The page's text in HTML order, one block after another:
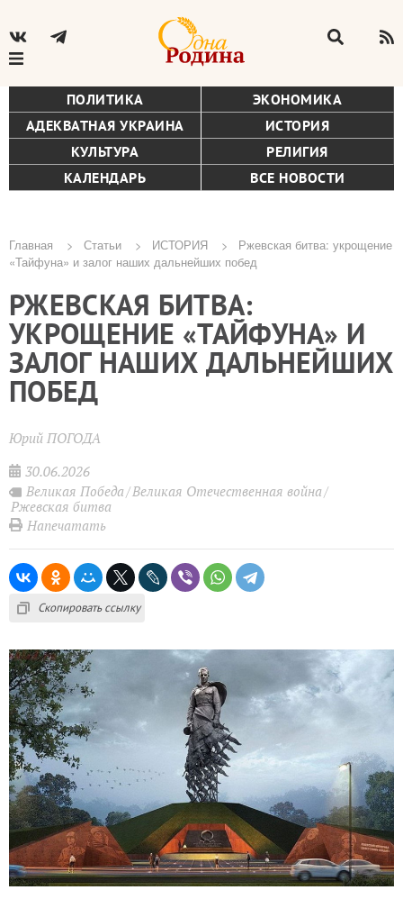
ПОЛИТИКА
ЭКОНОМИКА
АДЕКВАТНАЯ УКРАИНА
ИСТОРИЯ
КУЛЬТУРА
РЕЛИГИЯ
КАЛЕНДАРЬ
ВСЕ НОВОСТИ
Строка
навигации
Главная Статьи ИСТОРИЯ
Ржевская битва: укрощение
«Тайфуна» и залог наших дальнейших побед
РЖЕВСКАЯ БИТВА:
УКРОЩЕНИЕ «ТАЙФУНА» И
ЗАЛОГ НАШИХ ДАЛЬНЕЙШИХ
ПОБЕД
Юрий ПОГОДА
30.06.2026
Великая Победа Великая Отечественная война
Ржевская битва
Напечатать
Скопировать ссылку